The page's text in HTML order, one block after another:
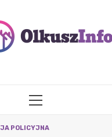
PRIMARY
POLICYJNA